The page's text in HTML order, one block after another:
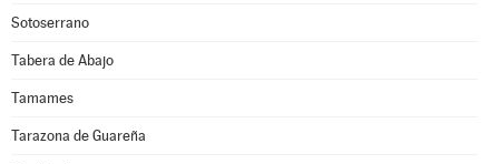
Sotoserrano
Tabera de Abajo
Tamames
Tarazona de Guareña